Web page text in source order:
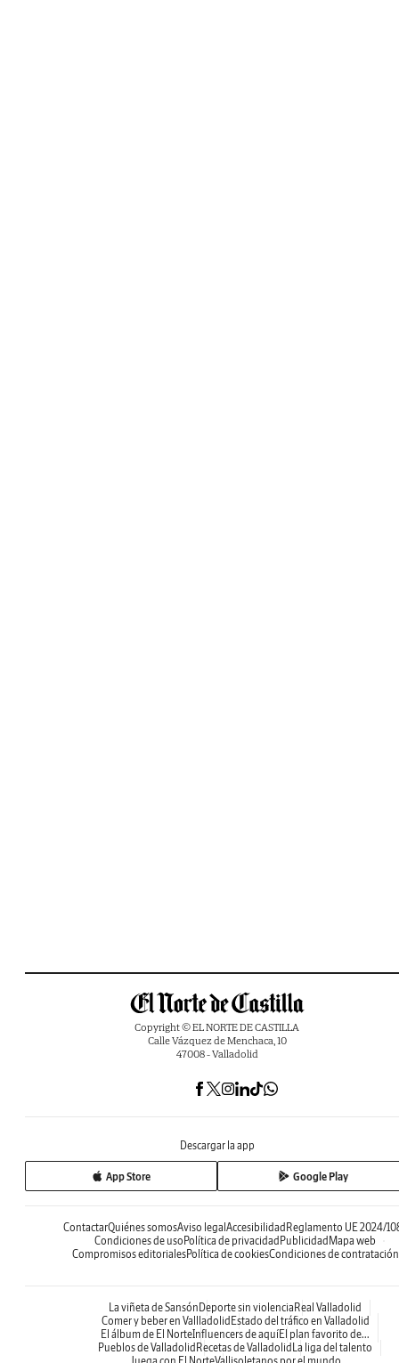
Copyright © EL NORTE DE CASTILLA
Calle Vázquez de Menchaca, 10
47008 - Valladolid
Descargar la app
App Store Google Play
ContactarQuiénes somosAviso legal Accesibilidad Reglamento UE 2024/
Condiciones de uso Política de privacidad Publicidad Mapa web
Compromisos editorialesPolítica de cookiesCondiciones de contratación
La viñeta de Sansón Deporte sin violencia Real Valladolid
Comer y beber en Vallladolid Estado del tráfico en Valladolid
El álbum de El NorteInfluencers de aquíEl plan favorito de...
Pueblos de Valladolid Recetas de Valladolid La liga del talento